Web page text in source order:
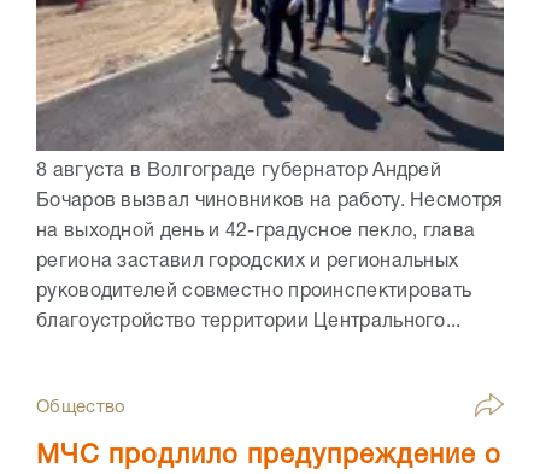
8 августа в Волгограде губернатор Андрей
Бочаров вызвал чиновников на работу. Несмотря
на выходной день и 42-градусное пекло, глава
региона заставил городских и региональных
руководителей совместно проинспектировать
благоустройство территории Центрального...
Общество
МЧС продлило предупреждение о